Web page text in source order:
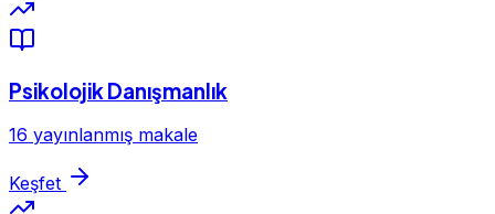
Psikolojik Danışmanlık
16 yayınlanmış makale
Keşfet